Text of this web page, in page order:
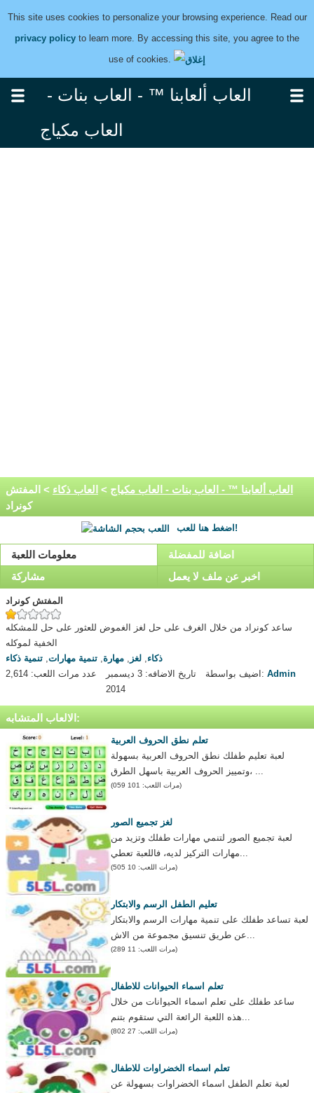
This site uses cookies to personalize your browsing experience. Read our
privacy policy to learn more. By accessing this site, you agree to the
use of cookies.
العاب ألعابنا ™ - العاب بنات -
العاب مكياج
العاب ألعابنا ™ - العاب بنات - العاب مكياج > العاب ذكاء > المفتش
كونراد
اضغط هنا للعب!
معلومات اللعبة
اضافة للمفضلة
مشاركة
اخبر عن ملف لا يعمل
المفتش كونراد
ساعد كونراد من خلال الغرف على حل لغز الغموض للعثور على حل للمشكله
الخفية لموكله
ذكاء, لغز , مهارة, تنمية مهارات, تنمية ذكاء
عدد مرات اللعب: 2,614
تاريخ الاضافه: 3 ديسمبر
2014
اضيف بواسطة:Admin
الالعاب المتشابه:
تعلم نطق الحروف العربية
لعبة تعليم طفلك نطق الحروف العربية بسهولة
وتمييز الحروف العربية باسهل الطرق، ...
(مرات اللعب: 101 059)
لغز تجميع الصور
لعبة تجميع الصور لتنمي مهارات طفلك وتزيد من
مهارات التركيز لديه، فاللعبة تعطي...
(مرات اللعب: 10 505)
تعليم الطفل الرسم والابتكار
لعبة تساعد طفلك على تنمية مهارات الرسم والابتكار
عن طريق تنسيق مجموعة من الاش...
(مرات اللعب: 11 289)
تعلم اسماء الحيوانات للاطفال
ساعد طفلك على تعلم اسماء الحيوانات من خلال
هذه اللعبة الرائعة التي ستقوم بتنم...
(مرات اللعب: 27 802)
تعلم اسماء الخضراوات للاطفال
لعبة تعلم الطفل اسماء الخضراوات بسهولة عن